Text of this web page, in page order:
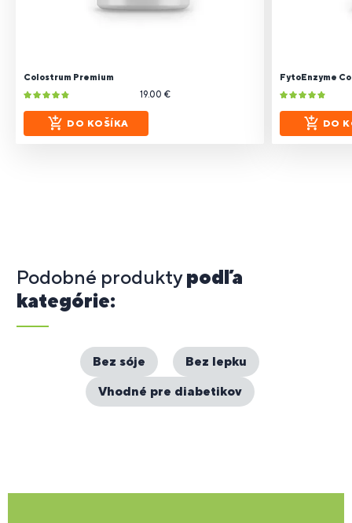
Colostrum Premium
19.00 €
DO KOŠÍKA
FytoEnzyme
DO
Podobné produktypodľa
kategórie:
Bez sóje
Bez lepku
Vhodné pre diabetikov